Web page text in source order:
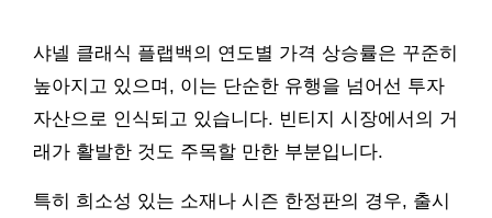
샤넬 클래식 플랩백의 연도별 가격 상승률은 꾸준히
높아지고 있으며, 이는 단순한 유행을 넘어선 투자
자산으로 인식되고 있습니다. 빈티지 시장에서의 거
래가 활발한 것도 주목할 만한 부분입니다.
특히 희소성 있는 소재나 시즌 한정판의 경우, 출시